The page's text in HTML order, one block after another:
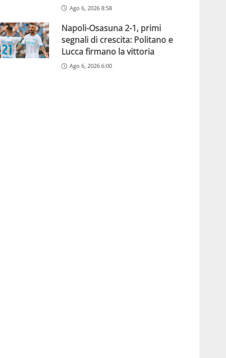
Ago 6, 2026 8:58
Napoli-Osasuna 2-1, primi
segnali di crescita: Politano e
Lucca firmano la vittoria
Ago 6, 2026 6:00